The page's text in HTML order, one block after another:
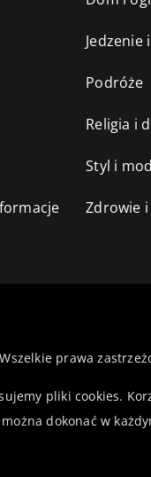
Jedzenie
Podróże
Religia i
Styl i
Zdrowie
prawa
pliki cookies.
dokonać w